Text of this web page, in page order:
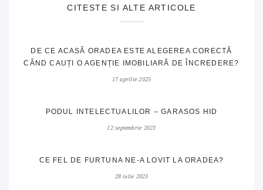
CITESTE SI ALTE ARTICOLE
DE CE ACASĂ ORADEA ESTE ALEGEREA CORECTĂ
CÂND CAUȚI O AGENȚIE IMOBILIARĂ DE ÎNCREDERE?
17 aprilie 2025
PODUL INTELECTUALILOR – GARASOS HID
12 septembrie 2023
CE FEL DE FURTUNA NE-A LOVIT LA ORADEA?
28 iulie 2023